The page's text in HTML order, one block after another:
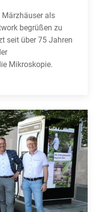
Märzhäuser als
begrüßen zu
seit über 75 Jahren
Mikroskopie.